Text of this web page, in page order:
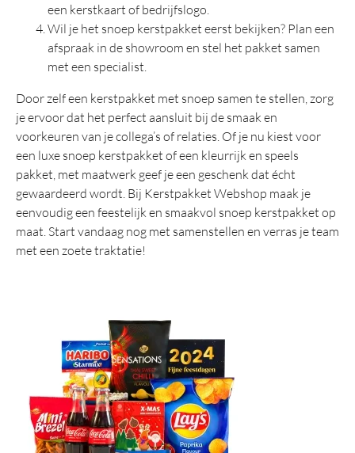
een kerstkaart of bedrijfslogo.
Wil je het snoep kerstpakket eerst bekijken? Plan een
afspraak in de showroom en stel het pakket samen
met een specialist.
Door zelf een kerstpakket met snoep samen te stellen, zorg
je ervoor dat het perfect aansluit bij de smaak en
voorkeuren van je collega’s of relaties. Of je nu kiest voor
een luxe snoep kerstpakket of een kleurrijk en speels
pakket, met maatwerk geef je een geschenk dat écht
gewaardeerd wordt. Bij Kerstpakket Webshop maak je
eenvoudig een feestelijk en smaakvol snoep kerstpakket op
maat. Start vandaag nog met samenstellen en verras je team
met een zoete traktatie!